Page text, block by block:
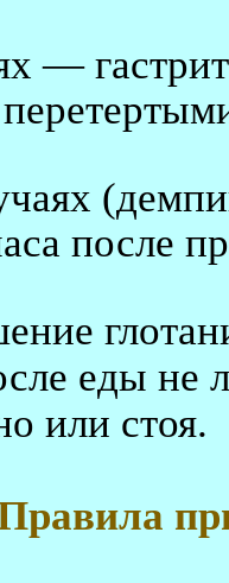
—
после
еды не
или стоя.